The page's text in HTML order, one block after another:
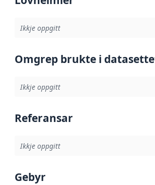
Ikkje oppgitt
Omgrep brukte i
Ikkje oppgitt
Referansar
Ikkje oppgitt
Gebyr